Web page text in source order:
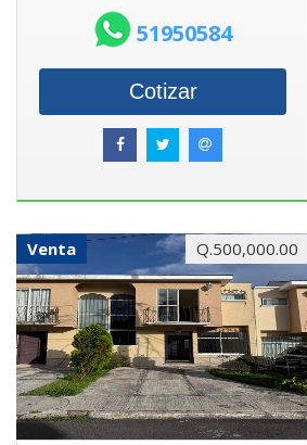
51950584
Cotizar
Venta Q.500,000.00